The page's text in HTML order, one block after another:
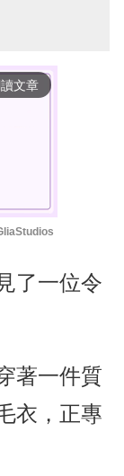
文章
u
了一位令
著一件質
衣，正專